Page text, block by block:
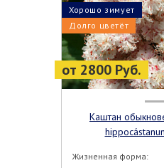
от 2800 Руб.
Долго цветёт
Хорошо зимует
Каштан обыкновенный Aésculus
Жизненная форма: